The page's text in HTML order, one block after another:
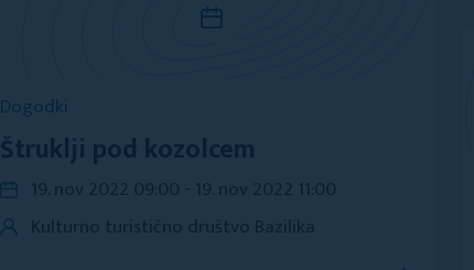
Dogodki
Štruklji pod kozolcem